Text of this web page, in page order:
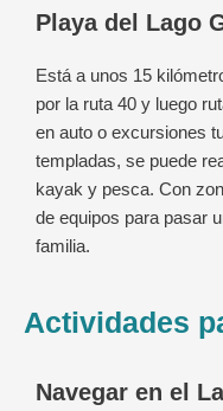
Playa del Lago
Está a unos 15
por la ruta 40 y luego
en auto o excursiones
templadas, se puede
kayak y pesca. Con
de equipos para pasar
familia.
Actividades
Navegar en el